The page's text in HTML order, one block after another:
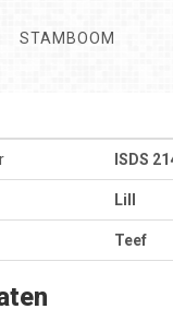
STAMBOOM
ISDS
Lill
Teef